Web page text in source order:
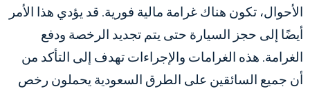
الأحوال، تكون هناك غرامة مالية فورية. قد يؤدي هذا الأمر
أيضًا إلى حجز السيارة حتى يتم تجديد الرخصة ودفع
الغرامة. هذه الغرامات والإجراءات تهدف إلى التأكد من
أن جميع السائقين على الطرق السعودية يحملون رخص